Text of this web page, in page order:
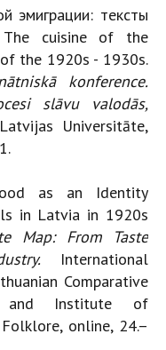
эмиграции: тексты
The cuisine of the
the 1920s - 1930s.
konference.
slāvu valodās,
Universitāte,
as an Identity
in Latvia in 1920s
Map: From Taste
International
Comparative
and Institute of
online, 24.–